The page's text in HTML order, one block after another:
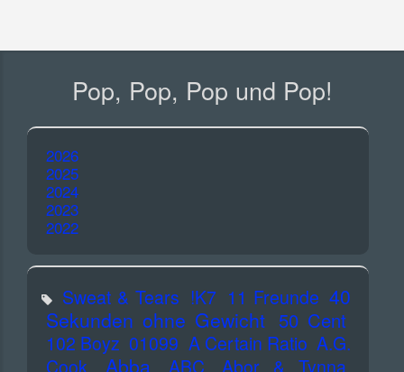
Pop, Pop, Pop und Pop!
2026
2025
2024
2023
2022
Sweat & Tears !K7 11 Freunde 40
Sekunden ohne Gewicht 50 Cent
102 Boyz 01099 A Certain Ratio A.G.
Abba